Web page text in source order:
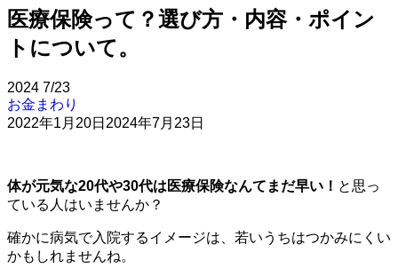
医療保険って？選び方・内容・ポイン
トについて。
2024 7/23
お金まわり
2022年1月20日 2024年7月23日
体が元気な20代や30代は医療保険なんてまだ早い！ と思っ
ている人はいませんか？
確かに病気で入院するイメージは、若いうちはつかみにくい
かもしれませんね。